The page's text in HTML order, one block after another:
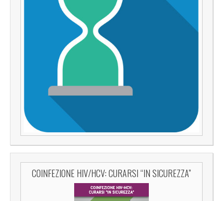
COINFEZIONE HIV/HCV: CURARSI “IN SICUREZZA”